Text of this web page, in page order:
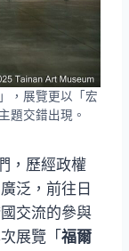
，展覽更以「宏
題交錯出現。
，歷經政權
泛，前往日
交流的參與
展覽「 福爾